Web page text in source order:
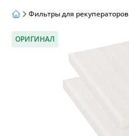
Фильтры для рекуператоров
ОРИГИНАЛ